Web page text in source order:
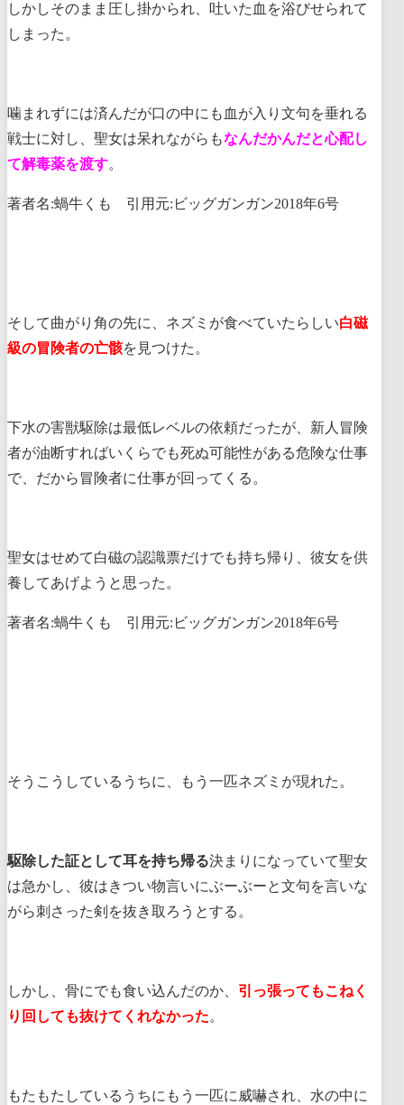
しかしそのまま圧し掛かられ、吐いた血を浴びせられて
しまった。
噛まれずには済んだが口の中にも血が入り文句を垂れる
戦士に対し、聖女は呆れながらもなんだかんだと心配し
て解毒薬を渡す。
著者名:蝸牛くも 引用元:ビッグガンガン2018年6号
そして曲がり角の先に、ネズミが食べていたらしい白磁
級の冒険者の亡骸を見つけた。
下水の害獣駆除は最低レベルの依頼だったが、新人冒険
者が油断すればいくらでも死ぬ可能性がある危険な仕事
で、だから冒険者に仕事が回ってくる。
聖女はせめて白磁の認識票だけでも持ち帰り、彼女を供
養してあげようと思った。
著者名:蝸牛くも 引用元:ビッグガンガン2018年6号
そうこうしているうちに、もう一匹ネズミが現れた。
駆除した証として耳を持ち帰る決まりになっていて聖女
は急かし、彼はきつい物言いにぶーぶーと文句を言いな
がら刺さった剣を抜き取ろうとする。
しかし、骨にでも食い込んだのか、 引っ張ってもこねく
り回しても抜けてくれなかった。
もたもたしているうちにもう一匹に威嚇され、水の中に